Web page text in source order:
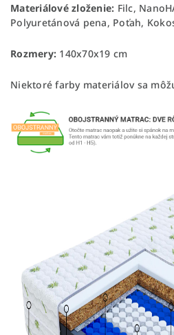
Materiálové zloženie: Filc,
Polyuretánová pena, Poťah,
Rozmery: 140x70x19 cm
Niektoré farby materiálov sa